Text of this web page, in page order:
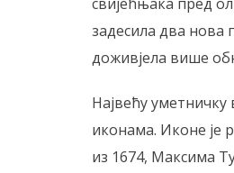
задесила два нова
доживјела више
Највећу уметничку
иконама. Иконе је
из 1674, Максима